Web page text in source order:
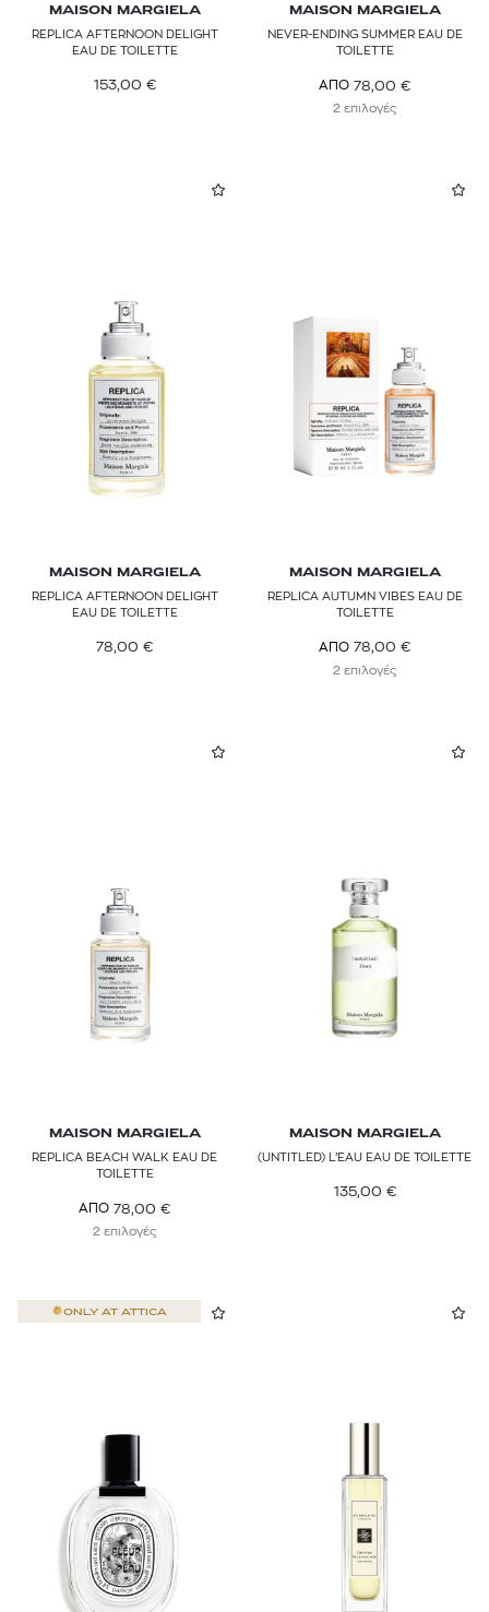
MAISON MARGIELA
REPLICA AFTERNOON DELIGHT
EAU DE TOILETTE
153,00 €
MAISON MARGIELA
NEVER-ENDING SUMMER EAU DE
TOILETTE
ΑΠΟ 78,00 €
2 επιλογές
MAISON MARGIELA
REPLICA AFTERNOON DELIGHT
EAU DE TOILETTE
78,00 €
MAISON MARGIELA
REPLICA AUTUMN VIBES EAU DE
TOILETTE
ΑΠΟ 78,00 €
2 επιλογές
MAISON MARGIELA
REPLICA BEACH WALK EAU DE
TOILETTE
ΑΠΟ 78,00 €
2 επιλογές
MAISON MARGIELA
(UNTITLED) L’EAU EAU DE TOILETTE
135,00 €
ONLY AT ATTICA